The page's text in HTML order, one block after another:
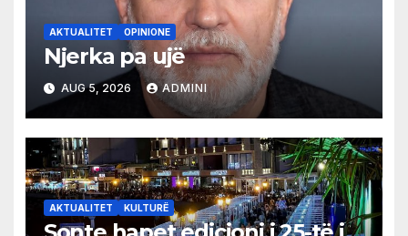
AKTUALITET OPINIONE
Njerka pa ujë
AUG 5, 2026 ADMINI
AKTUALITET KULTURË